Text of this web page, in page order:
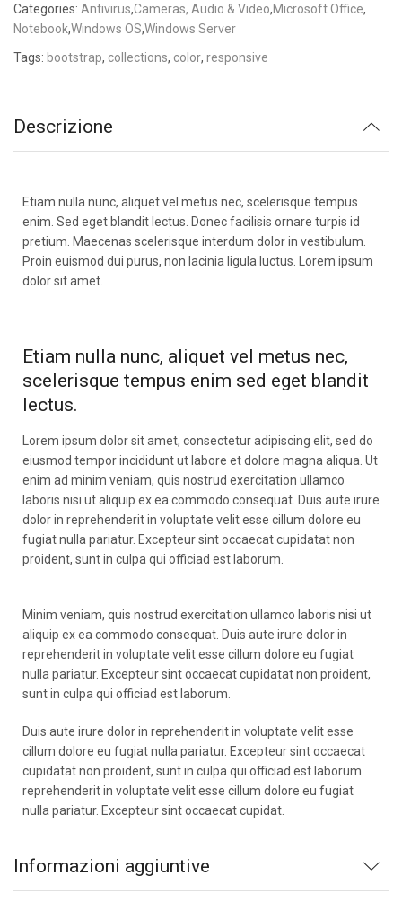
Categories: Antivirus,Cameras, Audio & Video,Microsoft Office,
Notebook,Windows OS,Windows Server
Tags: bootstrap, collections, color, responsive
Descrizione
Etiam nulla nunc, aliquet vel metus nec, scelerisque tempus
enim. Sed eget blandit lectus. Donec facilisis ornare turpis id
pretium. Maecenas scelerisque interdum dolor in vestibulum.
Proin euismod dui purus, non lacinia ligula luctus. Lorem ipsum
dolor sit amet.
Etiam nulla nunc, aliquet vel metus nec,
scelerisque tempus enim sed eget blandit
lectus.
Lorem ipsum dolor sit amet, consectetur adipiscing elit, sed do
eiusmod tempor incididunt ut labore et dolore magna aliqua. Ut
enim ad minim veniam, quis nostrud exercitation ullamco
laboris nisi ut aliquip ex ea commodo consequat. Duis aute irure
dolor in reprehenderit in voluptate velit esse cillum dolore eu
fugiat nulla pariatur. Excepteur sint occaecat cupidatat non
proident, sunt in culpa qui officiad est laborum.
Minim veniam, quis nostrud exercitation ullamco laboris nisi ut
aliquip ex ea commodo consequat. Duis aute irure dolor in
reprehenderit in voluptate velit esse cillum dolore eu fugiat
nulla pariatur. Excepteur sint occaecat cupidatat non proident,
sunt in culpa qui officiad est laborum.
Duis aute irure dolor in reprehenderit in voluptate velit esse
cillum dolore eu fugiat nulla pariatur. Excepteur sint occaecat
cupidatat non proident, sunt in culpa qui officiad est laborum
reprehenderit in voluptate velit esse cillum dolore eu fugiat
nulla pariatur. Excepteur sint occaecat cupidat.
Informazioni aggiuntive